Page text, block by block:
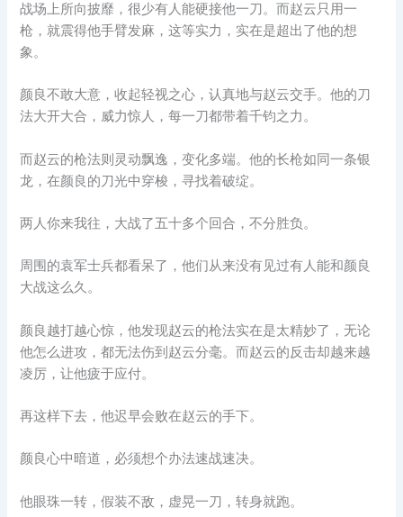
战场上所向披靡，很少有人能硬接他一刀。而赵云只用一
枪，就震得他手臂发麻，这等实力，实在是超出了他的想
象。
颜良不敢大意，收起轻视之心，认真地与赵云交手。他的刀
法大开大合，威力惊人，每一刀都带着千钧之力。
而赵云的枪法则灵动飘逸，变化多端。他的长枪如同一条银
龙，在颜良的刀光中穿梭，寻找着破绽。
两人你来我往，大战了五十多个回合，不分胜负。
周围的袁军士兵都看呆了，他们从来没有见过有人能和颜良
大战这么久。
颜良越打越心惊，他发现赵云的枪法实在是太精妙了，无论
他怎么进攻，都无法伤到赵云分毫。而赵云的反击却越来越
凌厉，让他疲于应付。
再这样下去，他迟早会败在赵云的手下。
颜良心中暗道，必须想个办法速战速决。
他眼珠一转，假装不敌，虚晃一刀，转身就跑。